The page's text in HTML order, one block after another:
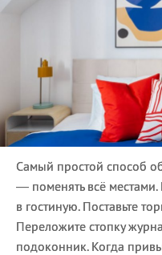
Самый простой способ
— поменять всё местами.
в гостиную. Поставьте
Переложите стопку
подоконник. Когда